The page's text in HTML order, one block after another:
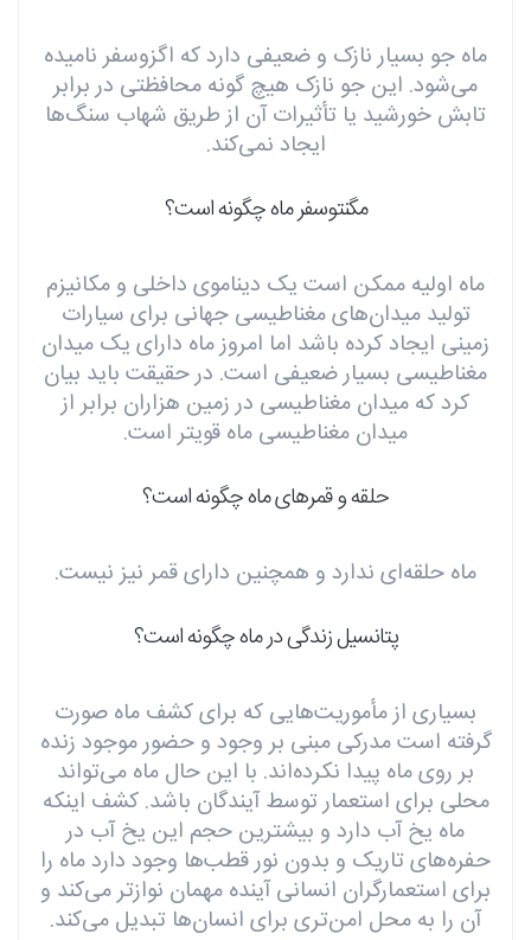
ماه جو بسیار نازک و ضعیفی دارد که اگزوسفر نامیده
می‌شود. این جو نازک هیچ گونه محافظتی در برابر
تابش خورشید یا تأثیرات آن از طریق شهاب سنگ‌ها
ایجاد نمی‌کند.
مگنتوسفر ماه چگونه است؟
ماه اولیه ممکن است یک دیناموی داخلی و مکانیزم
تولید میدان‌های مغناطیسی جهانی برای سیارات
زمینی ایجاد کرده باشد اما امروز ماه دارای یک میدان
مغناطیسی بسیار ضعیفی است. در حقیقت باید بیان
کرد که میدان مغناطیسی در زمین هزاران برابر از
میدان مغناطیسی ماه قویتر است.
حلقه و قمرهای ماه چگونه است؟
ماه حلقه‌ای ندارد و همچنین دارای قمر نیز نیست.
پتانسیل زندگی در ماه چگونه است؟
بسیاری از مأموریت‌هایی که برای کشف ماه صورت
گرفته است مدرکی مبنی بر وجود و حضور موجود زنده
بر روی ماه پیدا نکرده‌اند. با این حال ماه می‌تواند
محلی برای استعمار توسط آیندگان باشد. کشف اینکه
ماه یخ آب دارد و بیشترین حجم این یخ آب در
حفره‌های تاریک و بدون نور قطب‌ها وجود دارد ماه را
برای استعمارگران انسانی آینده مهمان نوازتر می‌کند و
آن را به محل امن‌تری برای انسان‌ها تبدیل می‌کند.